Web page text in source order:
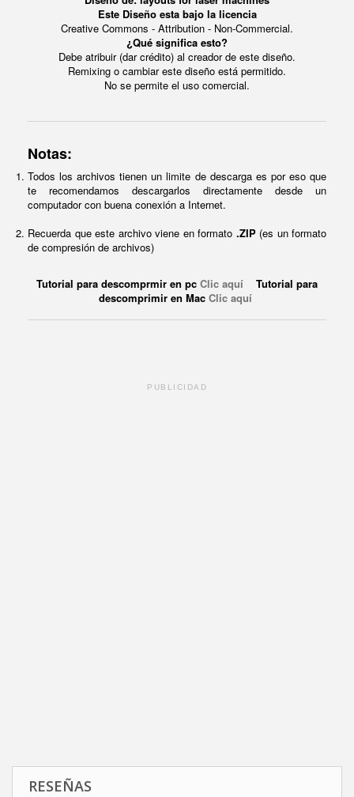
Este Diseño esta bajo la licencia
Creative Commons - Attribution - Non-Commercial.
¿Qué significa esto?
Debe atribuir (dar crédito) al creador de este diseño.
Remixing o cambiar este diseño está permitido.
No se permite el uso comercial.
Notas:
Todos los archivos tienen un limite de descarga es por eso que
te recomendamos descargarlos directamente desde un
computador con buena conexión a Internet.
Recuerda que este archivo viene en formato .ZIP(es un formato
de compresión de archivos)
Tutorial para descomprmir en pc Clic aquí Tutorial para
descomprimir en Mac Clic aquí
PUBLICIDAD
RESEÑAS